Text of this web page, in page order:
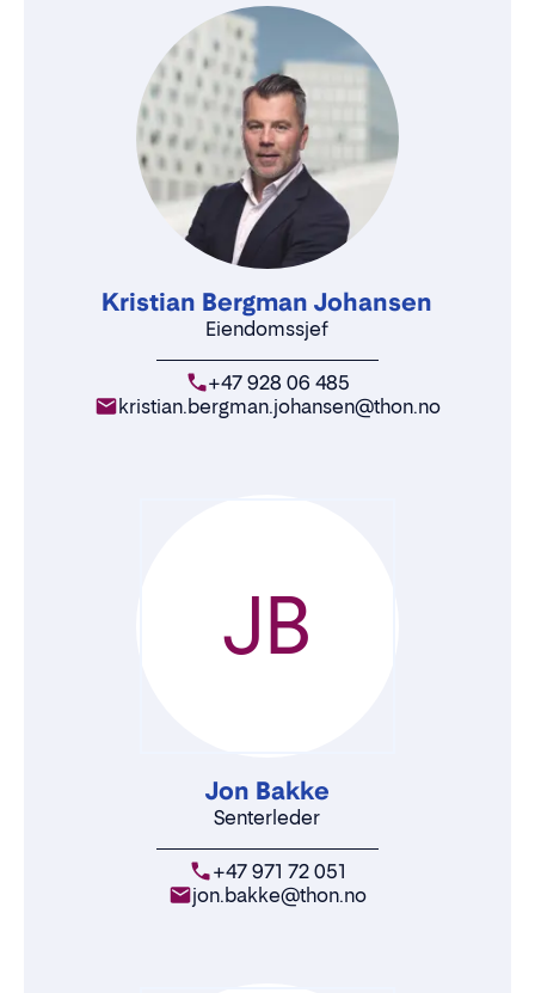
Kristian Bergman Johansen
Eiendomssjef
+47 928 06 485
kristian.bergman.johansen@thon.no
Jon Bakke
Senterleder
+47 971 72 051
jon.bakke@thon.no
JB